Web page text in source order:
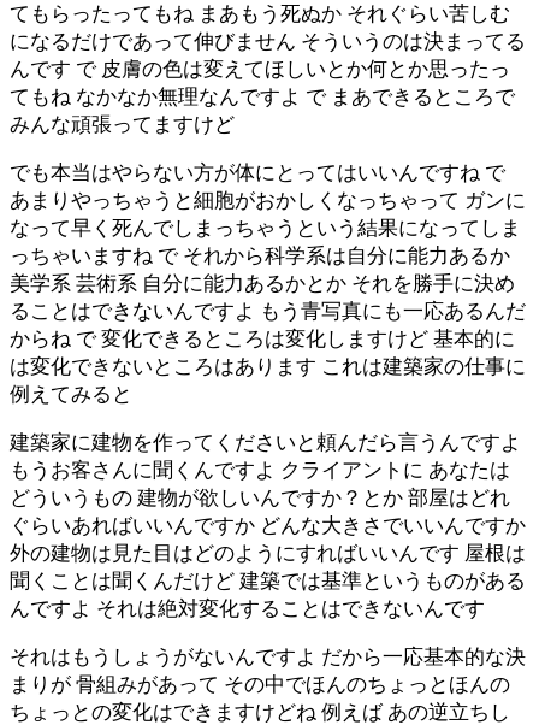
てもらったってもね まあもう死ぬか それぐらい苦しむ
になるだけであって伸びません そういうのは決まってる
んです で 皮膚の色は変えてほしいとか何とか思ったっ
てもね なかなか無理なんですよ で まあできるところで
みんな頑張ってますけど
でも本当はやらない方が体にとってはいいんですね で
あまりやっちゃうと細胞がおかしくなっちゃって ガンに
なって早く死んでしまっちゃうという結果になってしま
っちゃいますね で それから科学系は自分に能力あるか
美学系 芸術系 自分に能力あるかとか それを勝手に決め
ることはできないんですよ もう青写真にも一応あるんだ
からね で 変化できるところは変化しますけど 基本的に
は変化できないところはあります これは建築家の仕事に
例えてみると
建築家に建物を作ってくださいと頼んだら言うんですよ
もうお客さんに聞くんですよ クライアントに あなたは
どういうもの 建物が欲しいんですか？とか 部屋はどれ
ぐらいあればいいんですか どんな大きさでいいんですか
外の建物は見た目はどのようにすればいいんです 屋根は
聞くことは聞くんだけど 建築では基準というものがある
んですよ それは絶対変化することはできないんです
それはもうしょうがないんですよ だから一応基本的な決
まりが 骨組みがあって その中でほんのちょっとほんの
ちょっとの変化はできますけどね 例えば あの逆立ちし